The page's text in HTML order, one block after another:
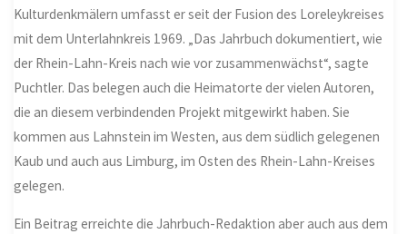
Kulturdenkmälern umfasst er seit der Fusion des Loreleykreises
mit dem Unterlahnkreis 1969. „Das Jahrbuch dokumentiert, wie
der Rhein-Lahn-Kreis nach wie vor zusammenwächst“, sagte
Puchtler. Das belegen auch die Heimatorte der vielen Autoren,
die an diesem verbindenden Projekt mitgewirkt haben. Sie
kommen aus Lahnstein im Westen, aus dem südlich gelegenen
Kaub und auch aus Limburg, im Osten des Rhein-Lahn-Kreises
gelegen.
Ein Beitrag erreichte die Jahrbuch-Redaktion aber auch aus dem